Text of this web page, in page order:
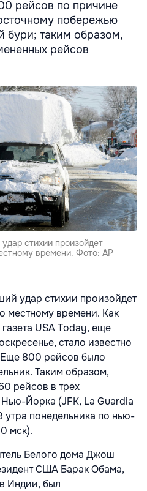
рейсов по причине
побережью
таким образом,
рейсов
стихии произойдет
времени. Фото: AP
удар стихии произойдет
местному времени. Как
USA Today, еще
стало известно
800 рейсов было
Таким образом,
рейсов в трех
Йорка (JFK, La Guardia
понедельника по нью-
мск).
Белого дома Джош
США Барак Обама,
Индии, был